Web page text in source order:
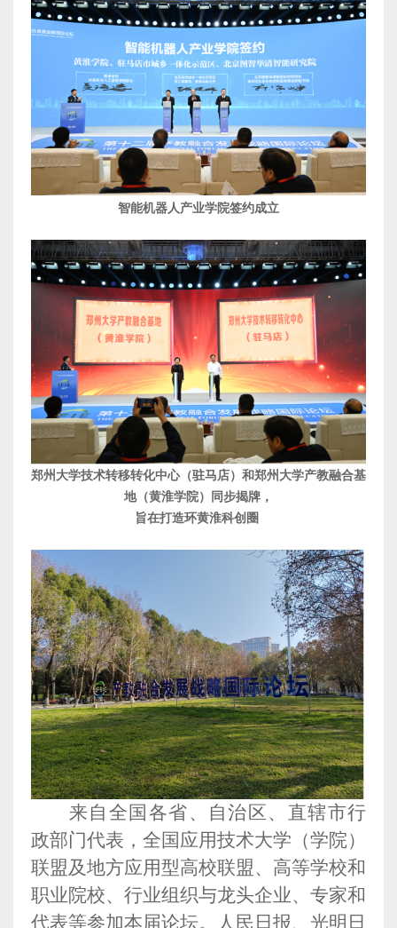
智能机器人产业学院签约成立
郑州大学技术转移转化中心（驻马店）和郑州大学产教融合基
地（黄淮学院）同步揭牌，
旨在打造环黄淮科创圈
来自全国各省、自治区、直辖市行
政部门代表，全国应用技术大学（学院）
联盟及地方应用型高校联盟、高等学校和
职业院校、行业组织与龙头企业、专家和
代表等参加本届论坛。人民日报、光明日